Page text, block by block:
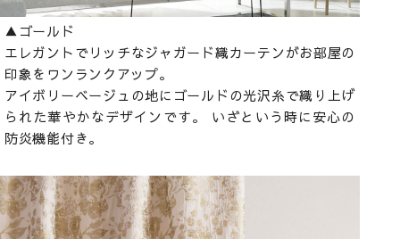
▲ゴールド
エレガントでリッチなジャガード織カーテンがお部屋の
印象をワンランクアップ。
アイボリーベージュの地にゴールドの光沢糸で織り上げ
られた華やかなデザインです。 いざという時に安心の
防炎機能付き。